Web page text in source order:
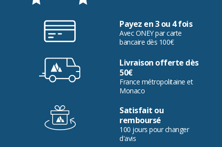
Payez en 3 ou 4 fois
Avec ONEY par carte
bancaire dès 100€
Livraison offerte dès
50€
France métropolitaine et
Monaco
Satisfait ou
remboursé
100 jours pour changer
d'avis